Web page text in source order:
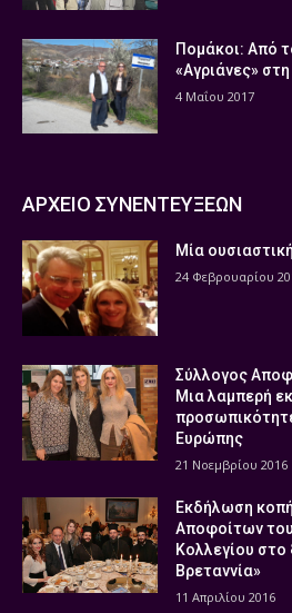
Πομάκοι: Από
«Αγριάνες»
4 Μαΐου 2017
ΑΡΧΕΙΟ ΣΥΝΕΝΤΕΥΞΕΩΝ
Μία
24 Φεβρουαρίου
Σύλλογος
Μια λαμπερή
Ευρώπης
21 Νοεμβρίου 2016
Εκδήλωση
Αποφοίτων
Κολλεγίου
Βρεταννία»
11 Απριλίου 2016